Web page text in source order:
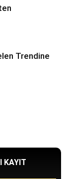
Trendine
KAYIT